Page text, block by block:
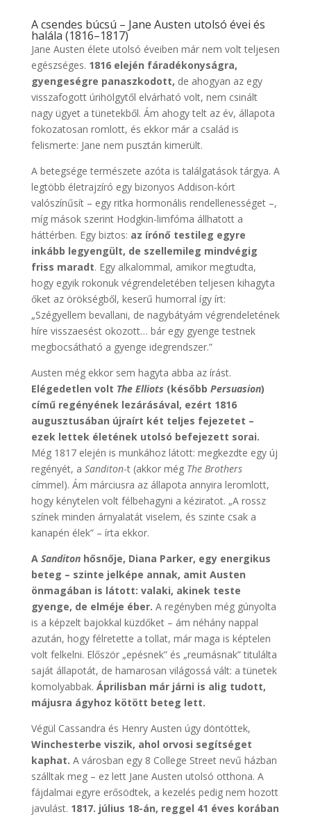
A csendes búcsú – Jane Austen utolsó évei és
halála (1816–1817)
Jane Austen élete utolsó éveiben már nem volt teljesen
egészséges. 1816 elején fáradékonyságra,
gyengeségre panaszkodott, de ahogyan az egy
visszafogott úrihölgytől elvárható volt, nem csinált
nagy ügyet a tünetekből. Ám ahogy telt az év, állapota
fokozatosan romlott, és ekkor már a család is
felismerte: Jane nem pusztán kimerült.
A betegsége természete azóta is találgatások tárgya. A
legtöbb életrajzíró egy bizonyos Addison-kórt
valószínűsít – egy ritka hormonális rendellenességet –,
míg mások szerint Hodgkin-limfóma állhatott a
háttérben. Egy biztos: az írónő testileg egyre
inkább legyengült, de szellemileg mindvégig
friss maradt. Egy alkalommal, amikor megtudta,
hogy egyik rokonuk végrendeletében teljesen kihagyta
őket az örökségből, keserű humorral így írt:
„Szégyellem bevallani, de nagybátyám végrendeletének
híre visszaesést okozott… bár egy gyenge testnek
megbocsátható a gyenge idegrendszer.”
Austen még ekkor sem hagyta abba az írást.
Elégedetlen volt The Elliots (később Persuasion)
című regényének lezárásával, ezért 1816
augusztusában újraírt két teljes fejezetet –
ezek lettek életének utolsó befejezett sorai.
Még 1817 elején is munkához látott: megkezdte egy új
regényét, a Sanditon-t (akkor még The Brothers
címmel). Ám márciusra az állapota annyira leromlott,
hogy kénytelen volt félbehagyni a kéziratot. „A rossz
színek minden árnyalatát viselem, és szinte csak a
kanapén élek” – írta ekkor.
A Sanditonhősnője, Diana Parker, egy energikus
beteg – szinte jelképe annak, amit Austen
önmagában is látott: valaki, akinek teste
gyenge, de elméje éber. A regényben még gúnyolta
is a képzelt bajokkal küzdőket – ám néhány nappal
azután, hogy félretette a tollat, már maga is képtelen
volt felkelni. Először „epésnek” és „reumásnak” titulálta
saját állapotát, de hamarosan világossá vált: a tünetek
komolyabbak. Áprilisban már járni is alig tudott,
májusra ágyhoz kötött beteg lett.
Végül Cassandra és Henry Austen úgy döntöttek,
Winchesterbe viszik, ahol orvosi segítséget
kaphat. A városban egy 8 College Street nevű házban
szálltak meg – ez lett Jane Austen utolsó otthona. A
fájdalmai egyre erősödtek, a kezelés pedig nem hozott
javulást. 1817. július 18-án, reggel 41 éves korában